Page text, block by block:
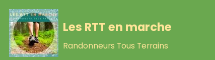
Les RTT en marche
Randonneurs Tous Terrains